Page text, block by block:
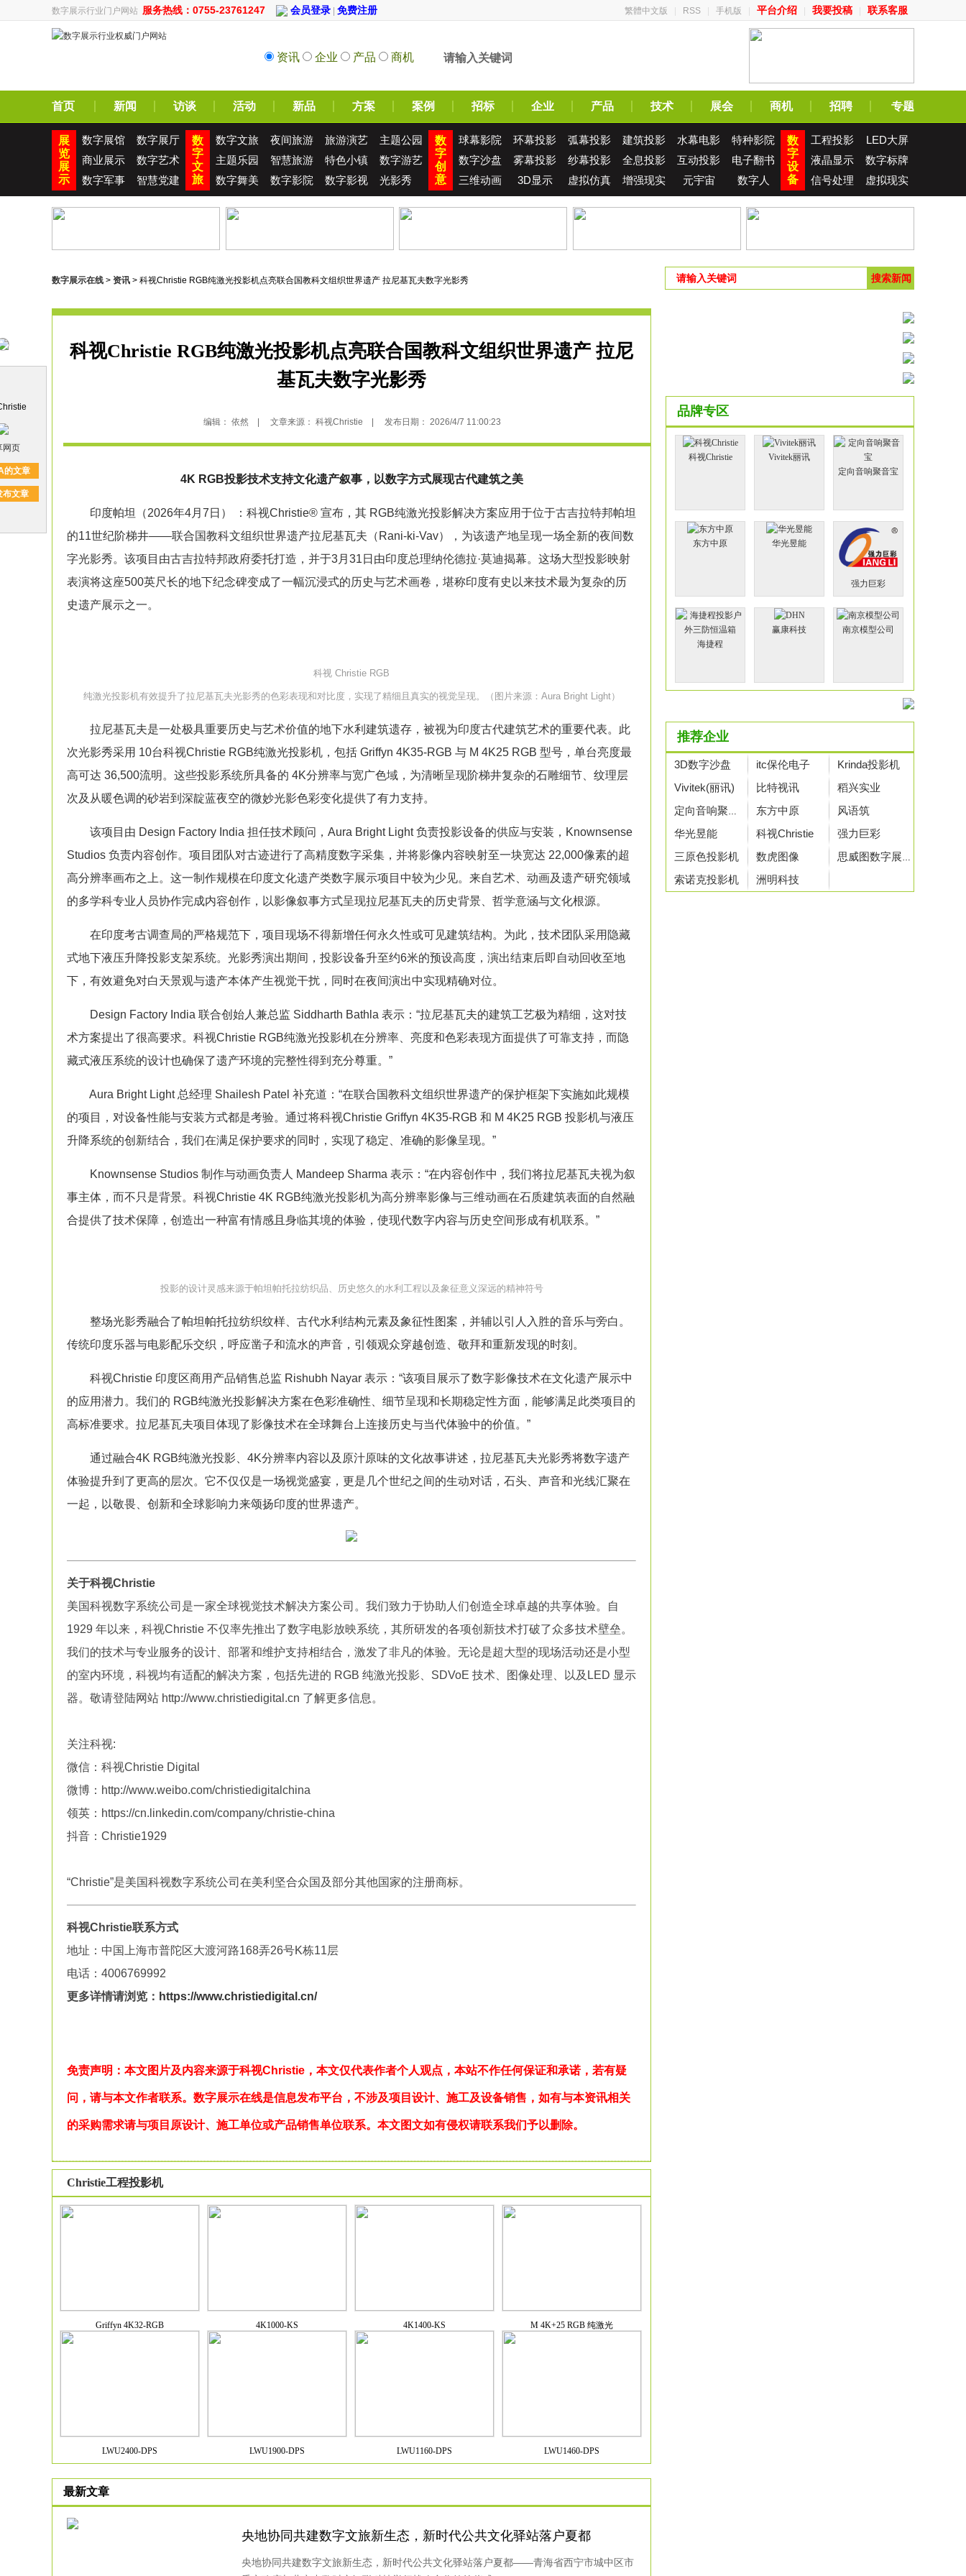
数字展示行业门户网站 服务热线：0755-23761247 会员登录 免费注册 繁體中文版 RSS 手机版 平台介绍 我要投稿 联系客服
资讯 企业 产品 商机
首页 新闻 访谈 活动 新品 方案 案例 招标 企业 产品 技术 展会 商机 招聘 专题
展
览
展
示
数字展馆
数字展厅
商业展示
数字艺术
数字军事
智慧党建
数
字
文
旅
数字文旅 夜间旅游 旅游演艺
主题公园
主题乐园
智慧旅游 特色小镇
数字游艺
数字舞美
数字影院 数字影视 光影秀
数
字
创
意
球幕影院 环幕投影 弧幕投影 建筑投影 水幕电影
特种影院
数字沙盘
雾幕投影 纱幕投影 全息投影 互动投影
电子翻书
三维动画
3D显示 虚拟仿真 增强现实 元宇宙 数字人
数
字
设
备
工程投影
LED大屏
液晶显示
数字标牌
信号处理
虚拟现实
数字展示在线 > 资讯 > 科视Christie RGB纯激光投影机点亮联合国教科文组织世界遗产 拉尼基瓦夫数字光影秀
科视Christie RGB纯激光投影机点亮联合国教科文组织世界遗产 拉尼
基瓦夫数字光影秀
编辑： 依然 | 文章来源： 科视Christie | 发布日期： 2026/4/7 11:00:23
4K RGB投影技术支持文化遗产叙事， 以数字方式展现古代建筑之美
印度帕坦（2026年4月7日） ：科视Christie® 宣布，其 RGB纯激光投影解决方案应用于位于古吉拉特邦帕坦
的11世纪阶梯井——联合国教科文组织世界遗产拉尼基瓦夫（Rani‑ki‑Vav），为该遗产地呈现一场全新的夜间数
字光影秀。该项目由古吉拉特邦政府委托打造，并于3月31日由印度总理纳伦德拉·莫迪揭幕。这场大型投影映射
表演将这座500英尺长的地下纪念碑变成了一幅沉浸式的历史与艺术画卷，堪称印度有史以来技术最为复杂的历
史遗产展示之一。
科视 Christie RG B
纯激光投影机有效提升了拉尼基瓦夫光影秀的色彩表现和对比度，实现了精细且真实的视觉呈现。（图片来源：Aura Bright Light）
拉尼基瓦夫是一处极具重要历史与艺术价值的地下水利建筑遗存，被视为印度古代建筑艺术的重要代表。此
次光影秀采用 10台科视Christie RGB纯激光投影机 ，包括 Griffyn 4K35‑RGB 与 M 4K25 RGB 型号，单台亮度最
高可达 36,500流明。这些投影系统所具备的 4K分辨率与宽广色域，为清晰呈现阶梯井复杂的石雕细节、纹理层
次及从暖色调的砂岩到深靛蓝夜空的微妙光影色彩变化提供了有力支持。
该项目由 Design Factory India 担任技术顾问，Aura Bright Light 负责投影设备的供应与安装，Knownsense
Studios 负责内容创作。项目团队对古迹进行了高精度数字采集，并将影像内容映射至一块宽达 22,000像素的超
高分辨率画布之上。这一制作规模在印度文化遗产类数字展示项目中较为少见。来自艺术、动画及遗产研究领域
的多学科专业人员协作完成内容创作，以影像叙事方式呈现拉尼基瓦夫的历史背景、哲学意涵与文化根源。
在印度考古调查局的严格规范下，项目现场不得新增任何永久性或可见建筑结构。为此，技术团队采用隐藏
式地下液压升降投影支架系统。光影秀演出期间， 投影设备升至约6米的预设高度，演出结束后即自动回收至地
下，有效避免对白天景观与遗产本体产生视觉干扰，同时在夜间演出中实现精确对位。
Design Factory India 联合创始人兼总监 Siddharth Bathla 表示：“拉尼基瓦夫的建筑工艺极为精细，这对技
术方案提出了很高要求。科视Christie RGB纯激光投影机在分辨率、亮度和色彩表现方面提供了可靠支持，而隐
藏式液压系统的设计也确保了遗产环境的完整性得到充分尊重。”
Aura Bright Light 总经理 Shailesh Patel 补充道：“在联合国教科文组织世界遗产的保护框架下实施如此规模
的项目，对设备性能与安装方式都是考验。通过将科视Christie Griffyn 4K35‑RGB 和 M 4K25 RGB 投影机与液压
升降系统的创新结合，我们在满足保护要求的同时，实现了稳定、准确的影像呈现。”
Knownsense Studios 制作与动画负责人 Mandeep Sharma 表示：“在内容创作中，我们将拉尼基瓦夫视为叙
事主体，而不只是背景。科视Christie 4K RGB纯激光投影机为高分辨率影像与三维动画在石质建筑表面的自然融
合提供了技术保障，创造出一种富有情感且身临其境的体验，使现代数字内容与历史空间形成有机联系。”
投影的设计灵感来源于帕坦帕托拉纺织品、历史悠久的水利工程以及象征意义深远的精神符号
整场光影秀融合了帕坦帕托拉纺织纹样、古代水利结构元素及象征性图案，并辅以引人入胜的音乐与旁白。
传统印度乐器与电影配乐交织，呼应凿子和流水的声音，引领观众穿越创造、敬拜和重新发现的时刻。
科视Christie 印度区商用产品销售总监 Rishubh Nayar 表示：“该项目展示了数字影像技术在文化遗产展示中
的应用潜力。我们的 RGB纯激光投影解决方案在色彩准确性、细节呈现和长期稳定性方面，能够满足此类项目的
高标准要求。拉尼基瓦夫项目体现了影像技术在全球舞台上连接历史与当代体验中的价值。”
通过融合4K RGB纯激光投影 、4K分辨率内容以及原汁原味的文化故事讲述，拉尼基瓦夫光影秀将数字遗产
体验提升到了更高的层次。它不仅仅是一场视觉盛宴，更是几个世纪之间的生动对话，石头、声音和光线汇聚在
一起，以敬畏、创新和全球影响力来颂扬印度的世界遗产。
关于科视Christie
美国科视数字系统公司是一家全球视觉技术解决方案公司。我们致力于协助人们创造全球卓越的共享体验。自
1929 年以来，科视Christie 不仅率先推出了数字电影放映系统，其所研发的各项创新技术打破了众多技术壁垒。
我们的技术与专业服务的设计、部署和维护支持相结合，激发了非凡的体验。无论是超大型的现场活动还是小型
的室内环境，科视均有适配的解决方案，包括先进的 RGB 纯激光投影、SDVoE 技术、图像处理、以及LED 显示
器。敬请登陆网站 http://www.christiedigital.cn 了解更多信息。
关注科视:
微信：科视Christie Digital
微博：http://www.weibo.com/christiedigitalchina
领英：https://cn.linkedin.com/company/christie-china
抖音：Christie1929
“Christie”是美国科视数字系统公司在美利坚合众国及部分其他国家的注册商标。
科视Christie联系方式
地址：中国上海市普陀区大渡河路168弄26号K栋11层
电话：4006769992
更多详情请浏览： https://www.christiedigital.cn/
免责声明：本文图片及内容来源于科视Christie，本文仅代表作者个人观点，本站不作任何保证和承诺，若有疑
问，请与本文作者联系。数字展示在线是信息发布平台，不涉及项目设计、施工及设备销售，如有与本资讯相关
的采购需求请与项目原设计、施工单位或产品销售单位联系。本文图文如有侵权请联系我们予以删除。
Christie工程投影机
Griffyn 4K32-RGB 4K1000-KS 4K1400-KS M 4K+25 RGB 纯激光
LWU2400-DPS LWU1900-DPS LWU1160-DPS LWU1460-DPS
最新文章
央地协同共建数字文旅新生态，新时代公共文化驿站落户夏都
央地协同共建数字文旅新生态，新时代公共文化驿站落户夏都——青海省西宁市城中区市
品牌专区
科视Christie
Vivitek丽讯
定向音响聚音宝
东方中原 华光昱能
强力巨彩
海捷程
赢康科技 南京模型公司
推荐企业
3D数字沙盘 itc保伦电子
Krinda投影机
Vivitek(丽讯)
比特视讯 稻兴实业
定向音响聚音宝 东方中原
风语筑
华光昱能
科视Christie
强力巨彩
三原色投影机
数虎图像 思威图数字展示
索诺克投影机 洲明科技
网页
的文章
布文章